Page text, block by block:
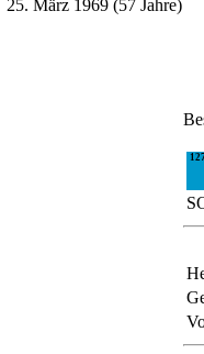
25. März 1969 (57 Jahre)